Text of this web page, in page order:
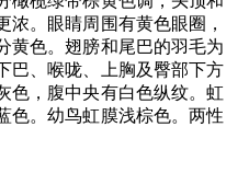
浓。眼睛周围有黄色眼圈，
黄色。翅膀和尾巴的羽毛为
巴、喉咙、上胸及臀部下方
色，腹中央有白色纵纹。虹
色。幼鸟虹膜浅棕色。两性